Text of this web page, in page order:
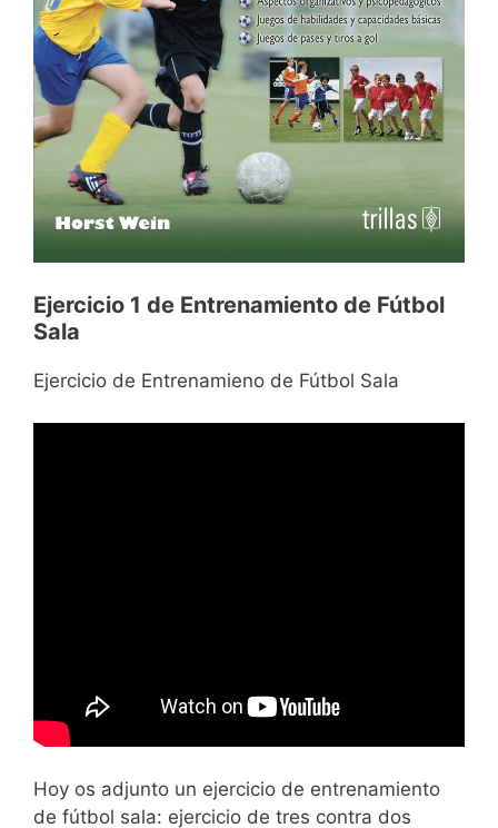
Ejercicio 1 de Entrenamiento de Fútbol
Sala
Ejercicio de Entrenamieno de Fútbol Sala
Hoy os adjunto un ejercicio de entrenamiento
de fútbol sala: ejercicio de tres contra dos